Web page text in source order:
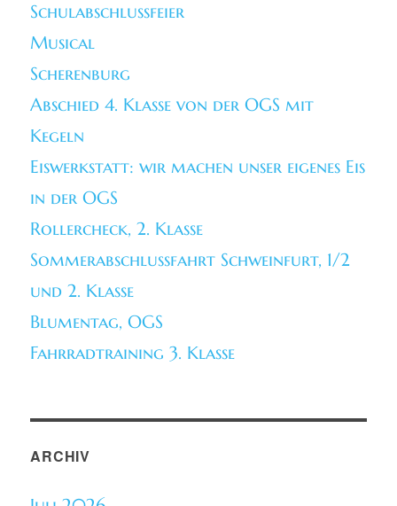
Schulabschlussfeier
Musical
Scherenburg
Abschied 4. Klasse von der OGS mit
Kegeln
Eiswerkstatt: wir machen unser eigenes Eis
in der OGS
Rollercheck, 2. Klasse
Sommerabschlussfahrt Schweinfurt, 1/2
und 2. Klasse
Blumentag, OGS
Fahrradtraining 3. Klasse
ARCHIV